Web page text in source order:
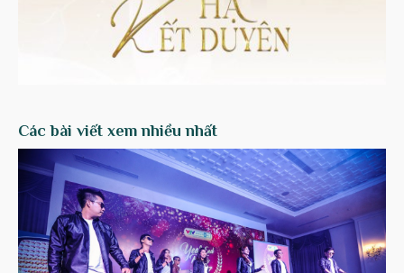
Các bài viết xem nhiều nhất